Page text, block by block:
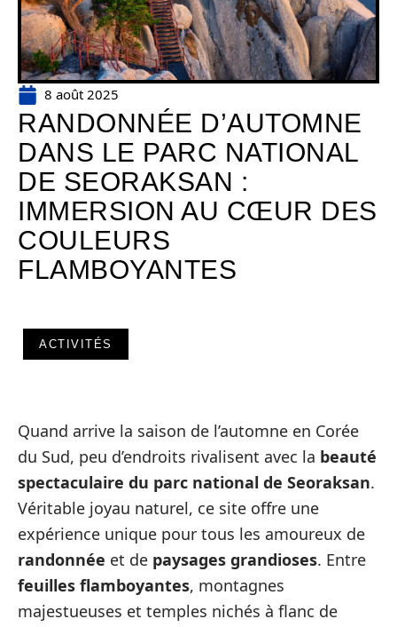
8 août 2025
RANDONNÉE D’AUTOMNE
DANS LE PARC NATIONAL
DE SEORAKSAN :
IMMERSION AU CŒUR DES
COULEURS
FLAMBOYANTES
ACTIVITÉS
Quand arrive la saison de l’automne en Corée
du Sud, peu d’endroits rivalisent avec la beauté
spectaculaire du parc national de Seoraksan.
Véritable joyau naturel, ce site offre une
expérience unique pour tous les amoureux de
randonnée et de paysages grandioses. Entre
feuilles flamboyantes, montagnes
majestueuses et temples nichés à flanc de